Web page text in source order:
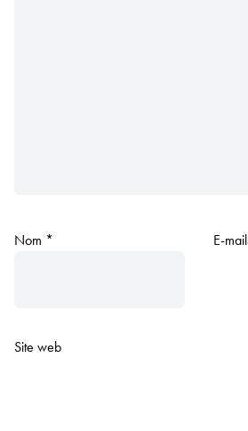
Nom * E-mail
Site web